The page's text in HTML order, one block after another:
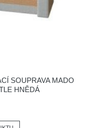
SOUPRAVA MADO
HNĚDÁ